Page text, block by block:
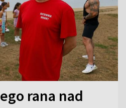
rana nad